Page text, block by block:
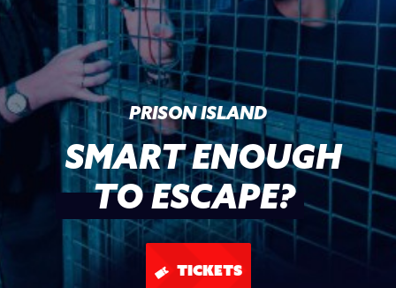
PRISON ISLAND
SMART ENOUGH
TO ESCAPE?
TICKETS